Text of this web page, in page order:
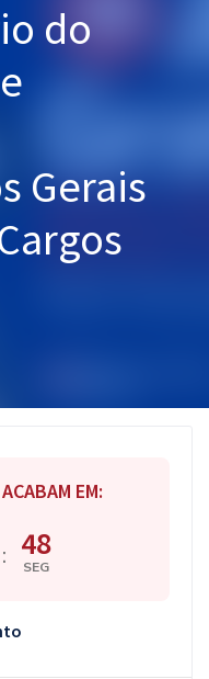
do
Gerais
EM:
: 47
SEG